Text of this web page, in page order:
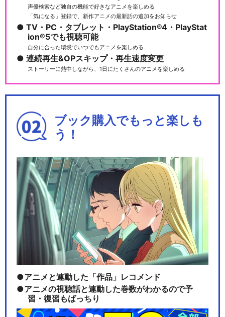
声優検索など独自の機能で好きなアニメを楽しめる
「気になる」登録で、新作アニメの最新話の追加をお知らせ
TV・PC・タブレット・PlayStation®4・PlayStat
ion®5でも視聴可能
自分に合った環境でいつでもアニメを楽しめる
連続再生&OPスキップ・再生速度変更
ストーリーに熱中しながら、1日にたくさんのアニメを楽しめる
ブック購入でもっと楽しも
う！
アニメと連動した「作品」レコメンド
アニメの視聴話と連動した巻数がわかるので予
習・復習もばっちり